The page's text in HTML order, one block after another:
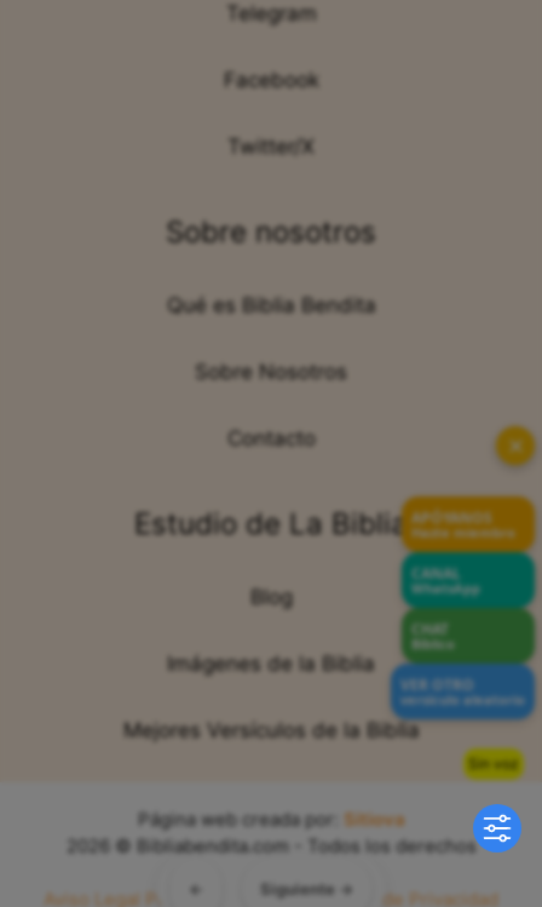
← Siguiente →
Sin voz
Telegram
Facebook
Twitter/X
Sobre nosotros
Qué es Biblia Bendita
Sobre Nosotros
Contacto
Estudio de La Biblia
Blog
Imágenes de la Biblia
Mejores Versículos de la Biblia
Página web creada por:
Sitiova
2026 © Bibliabendita.com - Todos los derechos
Aviso Legal
Política de Cookies Política de Privacidad
✕
APÓYANOS
Hazte miembro
CANAL
WhatsApp
CHAT
Bíblico
VER OTRO
versículo aleatorio